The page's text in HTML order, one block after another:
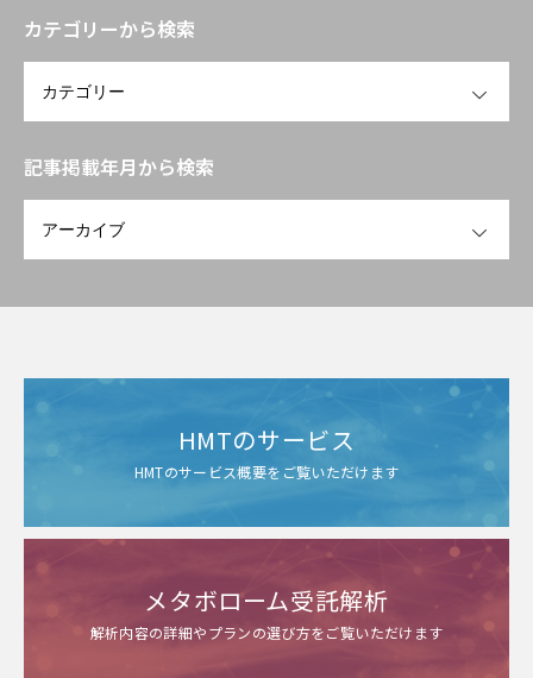
カテゴリーから検索
OPEN
記事掲載年月から検索
OPEN
HMTのサービス
HMTのサービス概要をご覧いただけます
メタボローム受託解析
解析内容の詳細やプランの選び方をご覧いただけます